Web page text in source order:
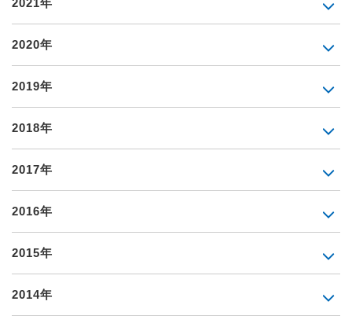
2020年
2019年
2018年
2017年
2016年
2015年
2014年